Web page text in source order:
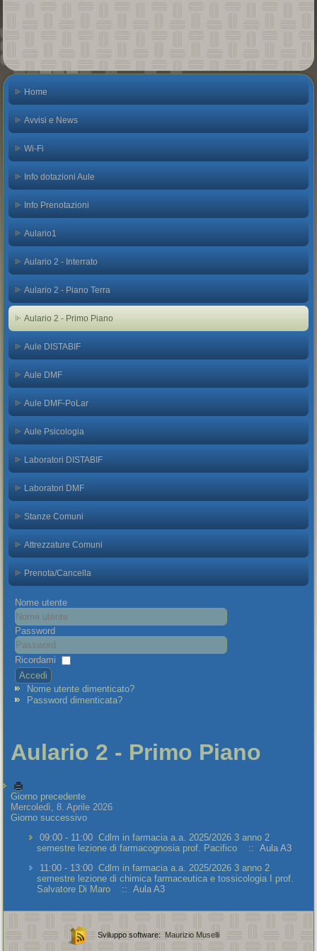
Home
Avvisi e News
Wi-Fi
Info dotazioni Aule
Info Prenotazioni
Aulario1
Aulario 2 - Interrato
Aulario 2 - Piano Terra
Aulario 2 - Primo Piano
Aule DISTABIF
Aule DMF
Aule DMF-PoLar
Aule Psicologia
Laboratori DISTABIF
Laboratori DMF
Stanze Comuni
Attrezzature Comuni
Prenota/Cancella
Nome utente
Password
Ricordami
Accedi
Nome utente dimenticato?
Password dimenticata?
Aulario 2 - Primo Piano
Giorno precedente
Mercoledì, 8. Aprile 2026
Giorno successivo
09:00 - 11:00Cdlm in farmacia a.a. 2025/2026 3 anno 2
semestre lezione di farmacognosia prof. Pacifico
:: Aula A3
11:00 - 13:00Cdlm in farmacia a.a. 2025/2026 3 anno 2
semestre lezione di chimica farmaceutica e tossicologia I prof.
Salvatore Di Maro
:: Aula A3
Sviluppo software: Maurizio Muselli